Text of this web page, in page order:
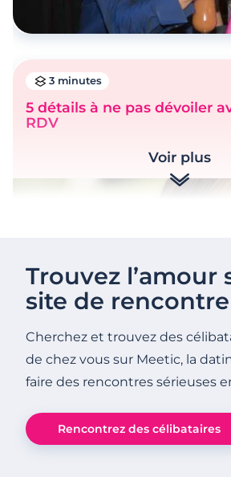
3 minutes
5 détails à ne pas dévoiler
RDV
3 minutes
Voir plus
Trouvez l’amour
site de rencontre
Cherchez et trouvez des
de chez vous sur Meetic, la
faire des rencontres sérieuses
Rencontrez des célibataires